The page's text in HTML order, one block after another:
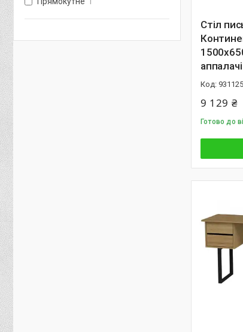
Стіл
аппалачі
9 129 ₴
Готово до